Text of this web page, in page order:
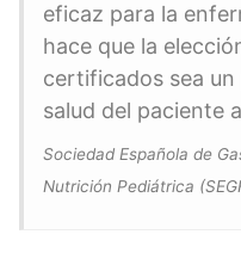
eficaz para la
hace que la
certificados sea
salud del paciente
Sociedad Española de
Nutrición Pediátrica